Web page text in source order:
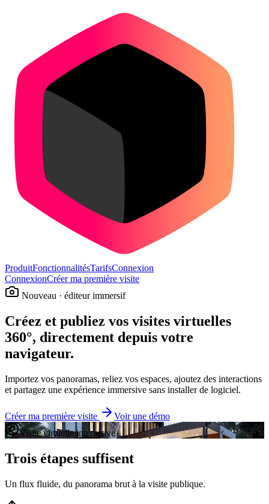
ProduitFonctionnalitésTarifsConnexion
ConnexionCréer ma première visite
Nouveau · éditeur immersif
Créez et publiez vos visites virtuelles
360°, directement depuis votre
navigateur.
Importez vos panoramas, reliez vos espaces, ajoutez des interactions
et partagez une expérience immersive sans installer de logiciel.
Créer ma première visite
Voir une démo
Visite virtuelle interactive
Trois étapes suffisent
Un flux fluide, du panorama brut à la visite publique.